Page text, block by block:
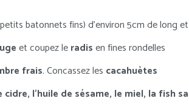
batonnets fins) d’environ 5cm de long
et coupez leradisen fines rondelles
frais. Concassez les cacahuètes
l’huile de sésame, le miel, la fish